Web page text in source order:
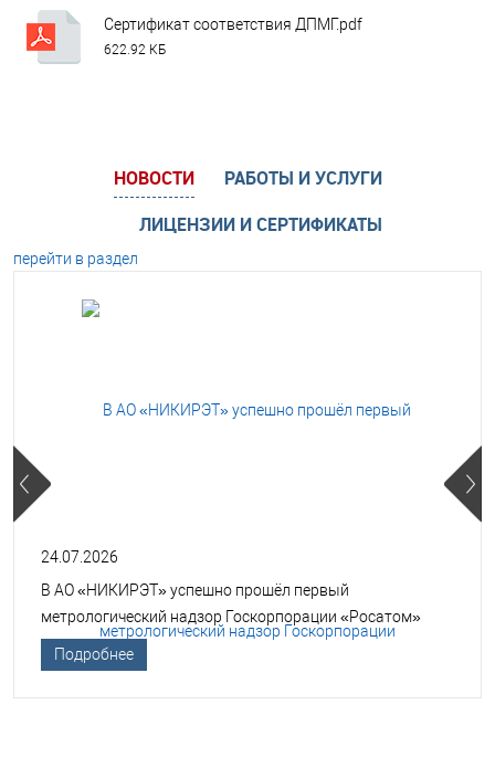
Сертификат соответствия ДПМГ.pdf
622.92 КБ
НОВОСТИ
РАБОТЫ И УСЛУГИ
ЛИЦЕНЗИИ И СЕРТИФИКАТЫ
перейти в раздел
24.07.2026
В АО «НИКИРЭТ» успешно прошёл первый
метрологический надзор Госкорпорации «Росатом»
Подробнее